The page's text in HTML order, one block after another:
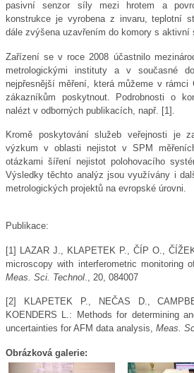
pasivní senzor síly mezi hrotem a
konstrukce je vyrobena z invaru, teplotní
dále zvýšena uzavřením do komory s aktivní
Zařízení se v roce 2008 účastnilo
metrologickými instituty a v současné
nejpřesnější měření, která můžeme v rámci
zákazníkům poskytnout. Podrobnosti o
nalézt v odborných publikacích, např. [1].
Kromě poskytování služeb veřejnosti je
výzkum v oblasti nejistot v SPM
otázkami šíření nejistot polohovacího
Výsledky těchto analýz jsou využívány i
metrologických projektů na evropské úrovni.
Publikace:
[1] LAZAR J., KLAPETEK P., ČÍP O.,
microscopy with interferometric monitoring
Meas. Sci. Technol ., 20, 084007
[2] KLAPETEK P., NEČAS D.,
KOENDERS L.: Methods for determining
uncertainties for AFM data analysis, Meas.
Obrázková galerie: